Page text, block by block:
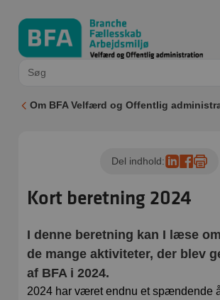
Om BFA Velfærd og Offentlig
Kort beretning 2024
Del indhold:
I denne beretning kan I læse
de mange aktiviteter, der blev
af BFA i 2024.
2024 har været endnu et spændende